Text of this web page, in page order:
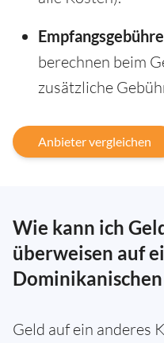
berechnen beim
zusätzliche
Anbieter vergleichen
Wie kann ich
überweisen auf
Geld auf ein anderes